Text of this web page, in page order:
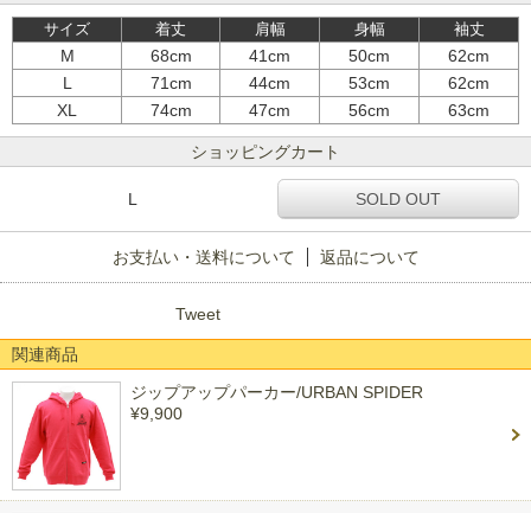
サイズ 着丈 肩幅 身幅 袖丈
M 68cm 41cm 50cm
62cm
L
71cm 44cm 53cm
62cm
XL
74cm 47cm 56cm 63cm
ショッピングカート
L SOLD OUT
お支払い・送料について 返品について
Tweet
関連商品
ジップアップパーカー/URBAN SPIDER
¥9,900